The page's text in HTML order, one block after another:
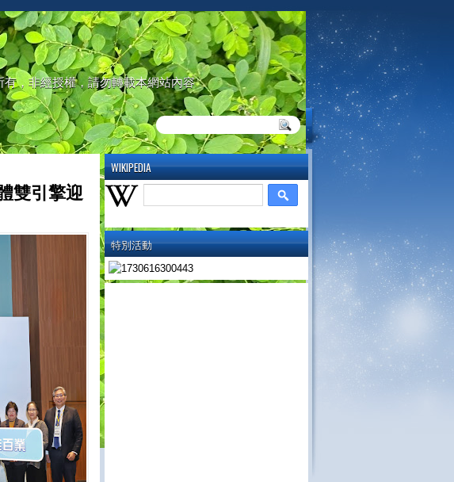
，非經授權，請勿轉載本網站內容
WIKIPEDIA
特別活動
雙引擎迎